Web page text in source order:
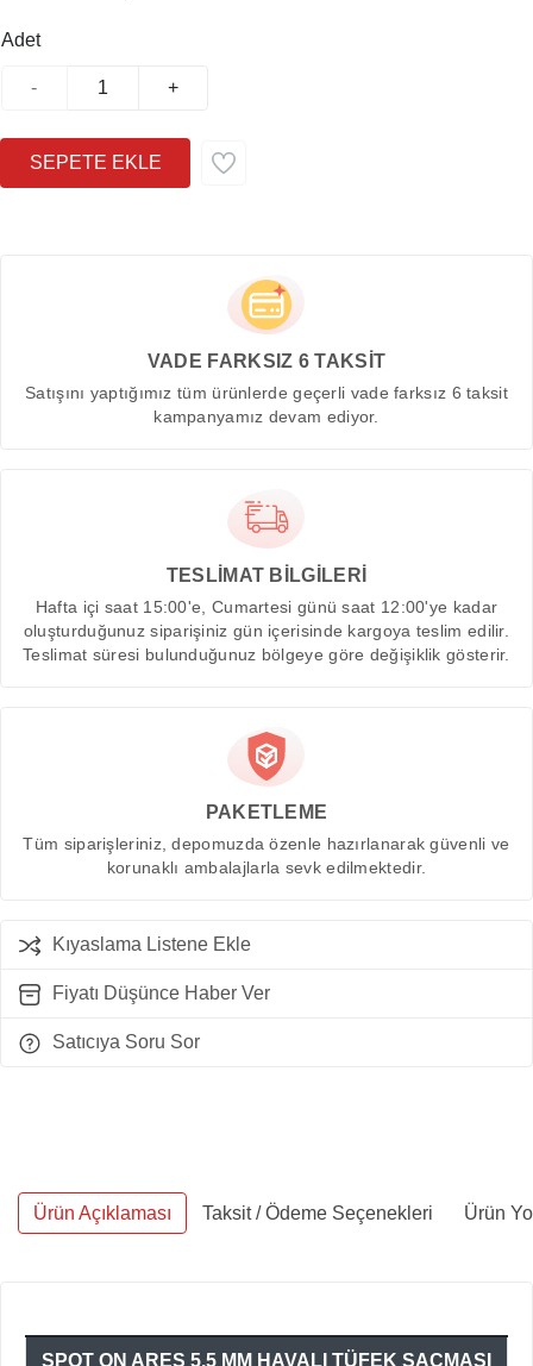
Adet
- +
VADE FARKSIZ 6 TAKSİT
Satışını yaptığımız tüm ürünlerde geçerli vade farksız 6 taksit
kampanyamız devam ediyor.
TESLİMAT BİLGİLERİ
Hafta içi saat 15:00'e, Cumartesi günü saat 12:00'ye kadar
oluşturduğunuz siparişiniz gün içerisinde kargoya teslim edilir.
Teslimat süresi bulunduğunuz bölgeye göre değişiklik gösterir.
PAKETLEME
Tüm siparişleriniz, depomuzda özenle hazırlanarak güvenli ve
korunaklı ambalajlarla sevk edilmektedir.
Kıyaslama Listene Ekle
Fiyatı Düşünce Haber Ver
Satıcıya Soru Sor
Ürün Açıklaması Taksit / Ödeme Seçenekleri Ürün
SPOT ON ARES 5,5 MM HAVALI TÜFEK SAÇMASI